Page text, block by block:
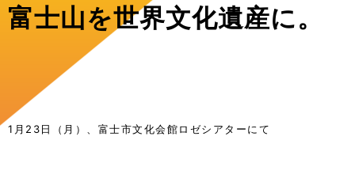
富士山を世界文化遺産に。
1月23日（月）、富士市文化会館ロゼシアターにて